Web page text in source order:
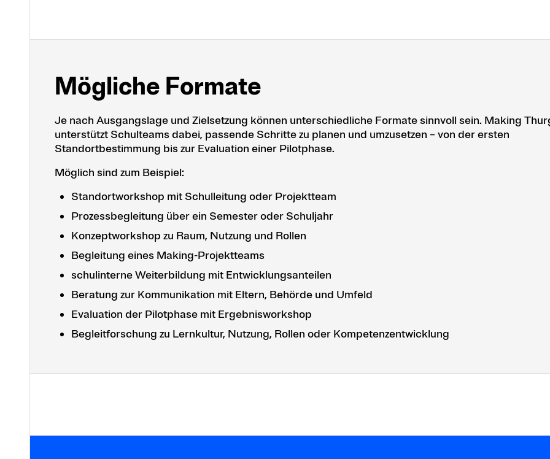
Mögliche Formate
Je nach Ausgangslage und Zielsetzung können unterschiedliche Formate sinnvoll sein. Making
unterstützt Schulteams dabei, passende Schritte zu planen und umzusetzen – von der ersten
Standortbestimmung bis zur Evaluation einer Pilotphase.
Möglich sind zum Beispiel:
Standortworkshop mit Schulleitung oder Projektteam
Prozessbegleitung über ein Semester oder Schuljahr
Konzeptworkshop zu Raum, Nutzung und Rollen
Begleitung eines Making-Projektteams
schulinterne Weiterbildung mit Entwicklungsanteilen
Beratung zur Kommunikation mit Eltern, Behörde und Umfeld
Evaluation der Pilotphase mit Ergebnisworkshop
Begleitforschung zu Lernkultur, Nutzung, Rollen oder Kompetenzentwicklung